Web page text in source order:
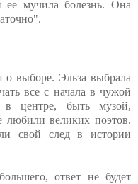
ее мучила болезнь. Она
о выборе. Эльза выбрала
все с начала в чужой
в центре, быть музой,
любили великих поэтов.
свой след в истории
ответ не будет